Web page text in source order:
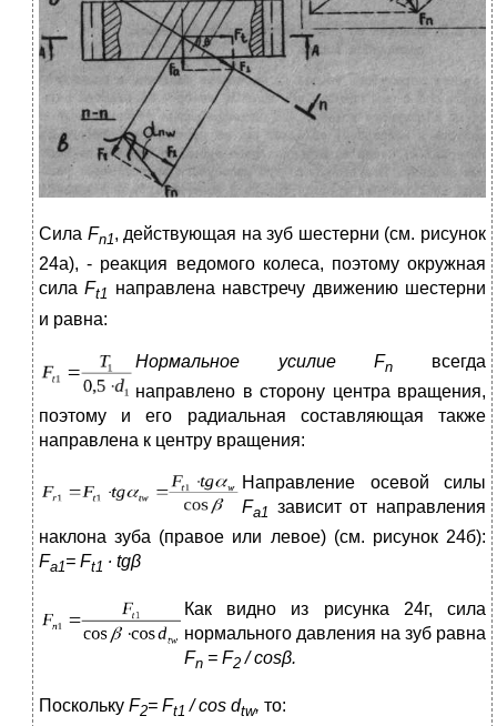
Сила Fn1, действующая на зуб шестерни (см. рисунок
24а), - реакция ведомого колеса, поэтому окружная
силаFt1 направлена навстречу движению шестерни
и равна:
Нормальное усилие Fn
всегда
направлено в сторону центра вращения,
поэтому и его радиальная составляющая также
направлена к центру вращения:
Направление осевой силы
Fa1 зависит от направления
наклона зуба (правое или левое) (см. рисунок 24б):
Fa1= Ft1 ∙ tgβ
Как видно из рисунка 24г, сила
нормального давления на зуб равна
Fn = F2/cosβ.
Поскольку F2= Ft1/cos dtw, то: